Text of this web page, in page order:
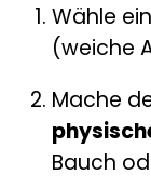
Wähle
(weiche
Mache
Bauch